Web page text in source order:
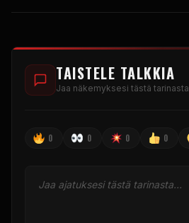
TAISTELE TALKKIA
Jaa näkemyksesi tästä tarinasta
0 0 0 0